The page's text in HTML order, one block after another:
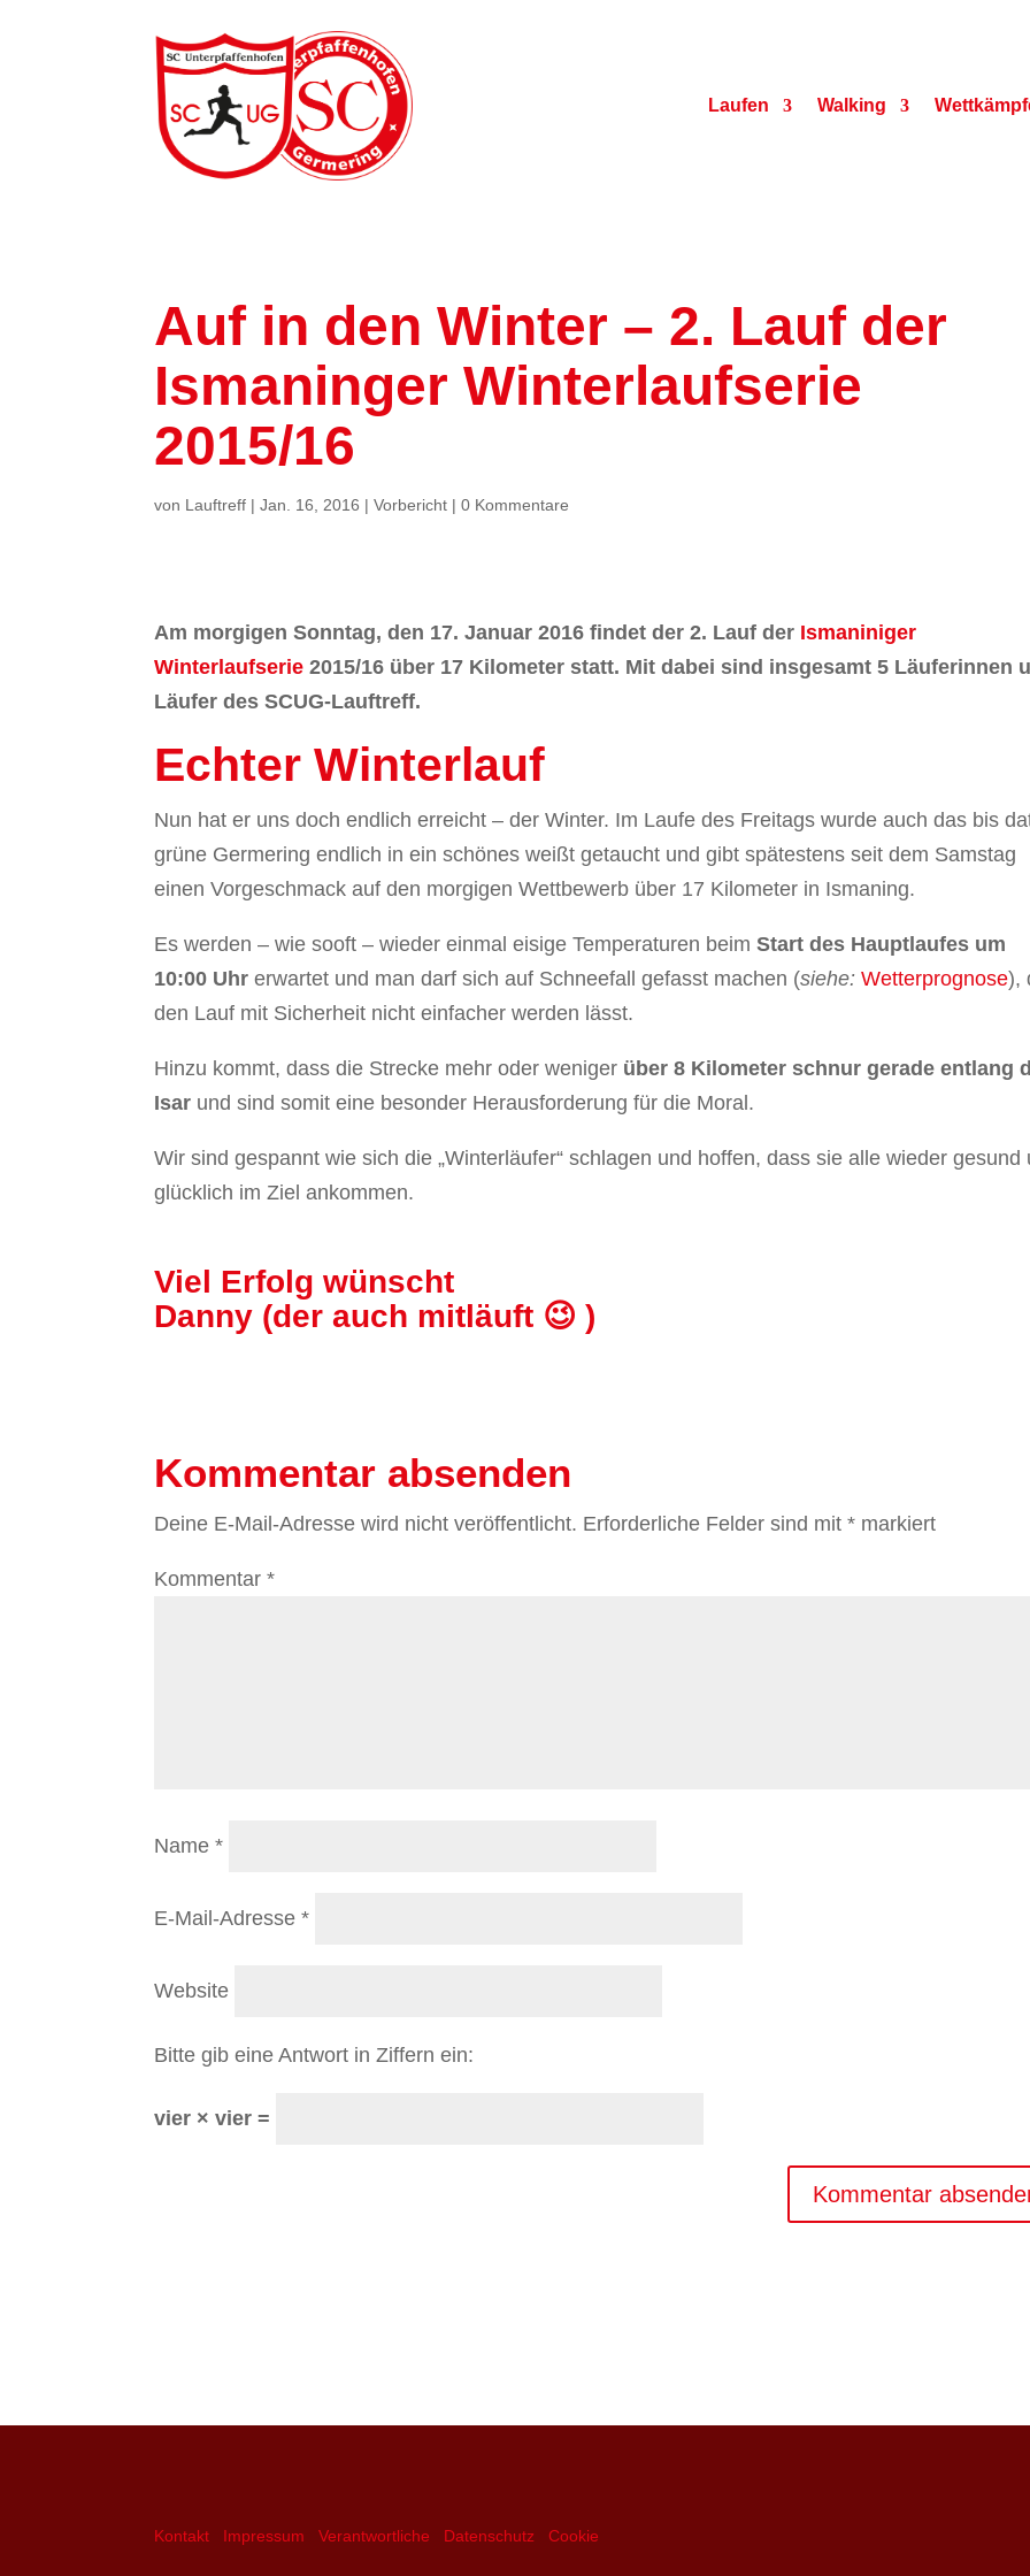
Laufen Walking
Auf in den Winter – 2. Lauf der
Ismaninger Winterlaufserie
2015/16
von Lauftreff |Jan. 16, 2016 |Vorbericht |0 Kommentare
Am morgigen Sonntag, den 17. Januar 2016 findet der 2. Lauf der Ismaniniger
Winterlaufserie2015/16 über 17 Kilometer statt. Mit dabei sind insgesamt 5 Läuferinnen
Läufer des SCUG-Lauftreff.
Echter Winterlauf
Nun hat er uns doch endlich erreicht – der Winter. Im Laufe des Freitags wurde auch das bis
grüne Germering endlich in ein schönes weißt getaucht und gibt spätestens seit dem Samstag
einen Vorgeschmack auf den morgigen Wettbewerb über 17 Kilometer in Ismaning.
Es werden – wie sooft – wieder einmal eisige Temperaturen beim Start des Hauptlaufes um
10:00 Uhr erwartet und man darf sich auf Schneefall gefasst machen (siehe: Wetterprognose),
den Lauf mit Sicherheit nicht einfacher werden lässt.
Hinzu kommt, dass die Strecke mehr oder weniger über 8 Kilometer schnur gerade entlang
Isar und sind somit eine besonder Herausforderung für die Moral.
Wir sind gespannt wie sich die „Winterläufer“ schlagen und hoffen, dass sie alle wieder gesund
glücklich im Ziel ankommen.
Viel Erfolg wünscht
Danny (der auch mitläuft 😉 )
Kommentar absenden
Deine E-Mail-Adresse wird nicht veröffentlicht. Erforderliche Felder sind mit* markiert
Kommentar*
Name*
E-Mail-Adresse*
Website
Bitte gib eine Antwort in Ziffern ein:
vier × vier =
Kontakt Impressum Verantwortliche Datenschutz Cookie